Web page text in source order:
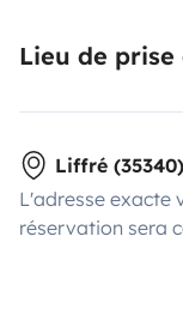
Lieu de prise
Liffré
L'adresse exacte
réservation sera